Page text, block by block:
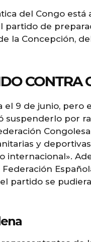
del Congo está
partido de
la Concepción,
CONTRA
9 de junio, pero
suspenderlo por
y
partido se